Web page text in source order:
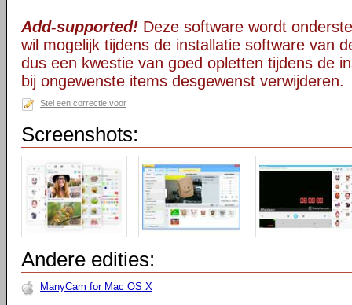
Add-supported! Deze software wordt
wil mogelijk tijdens de installatie software van
dus een kwestie van goed opletten tijdens de
bij ongewenste items desgewenst verwijderen.
Stel een correctie voor
Screenshots:
Andere edities:
ManyCam for Mac OS X